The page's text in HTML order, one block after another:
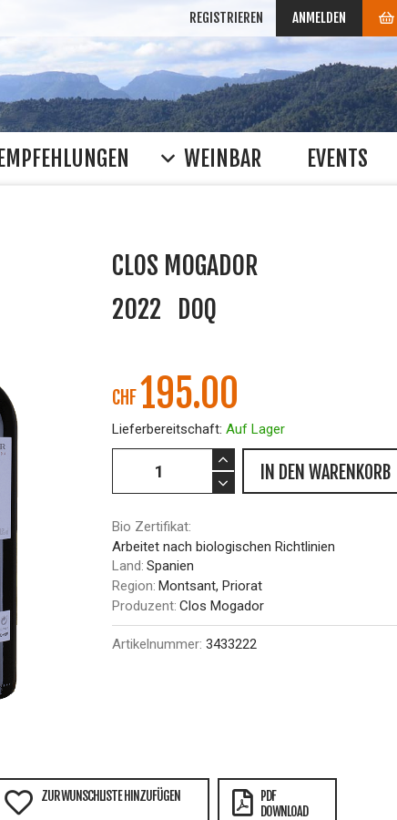
REGISTRIEREN ANMELDEN
EMPFEHLUNGEN WEINBAR EVENTS
CLOS MOGADOR
2022
DOQ
CHF195.00
Lieferbereitschaft: Auf Lager
IN DEN WARENKORB
Bio Zertifikat:
Arbeitet nach biologischen Richtlinien
Land: Spanien
Region: Montsant, Priorat
Produzent: Clos Mogador
Artikelnummer: 3433222
ZUR WUNSCHLISTE HINZUFÜGEN
PDF
DOWNLOAD